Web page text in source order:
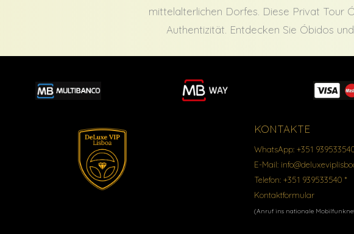
mittelalterlichen Dorfes. Diese Privat Tour
Authentizität. Entdecken Sie Óbidos
KONTAKTE
WhatsApp: +351
E-Mail:
Telefon: +351 939533540 *
Kontaktformular
(Anruf ins nationale